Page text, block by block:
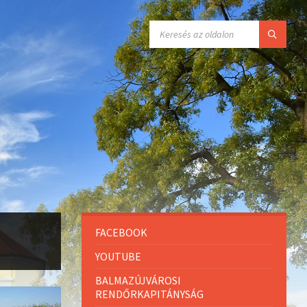
FACEBOOK
YOUTUBE
BALMAZÚJVÁROSI
RENDŐRKAPITÁNYSÁG